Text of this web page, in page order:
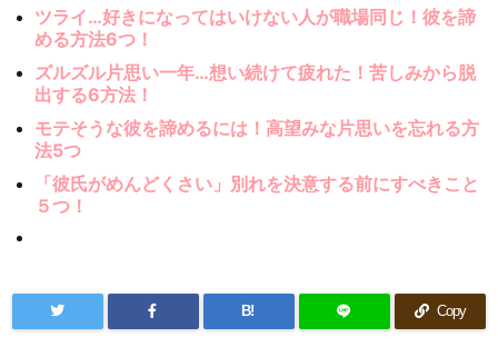
ツライ…好きになってはいけない人が職場同じ！彼を諦
める方法6つ！
ズルズル片思い一年…想い続けて疲れた！苦しみから脱
出する6方法！
モテそうな彼を諦めるには！高望みな片思いを忘れる方
法5つ
「彼氏がめんどくさい」別れを決意する前にすべきこと
５つ！
B! Copy